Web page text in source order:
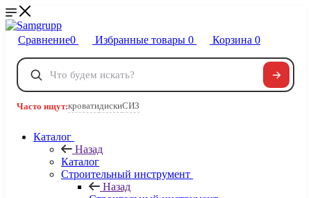
Сравнение0 Избранные товары 0 Корзина 0
Телефоны
8 800 222-40-09
Часто ищут:кроватидискиСИЗ
Каталог
Назад
Каталог
Строительный инструмент
Назад